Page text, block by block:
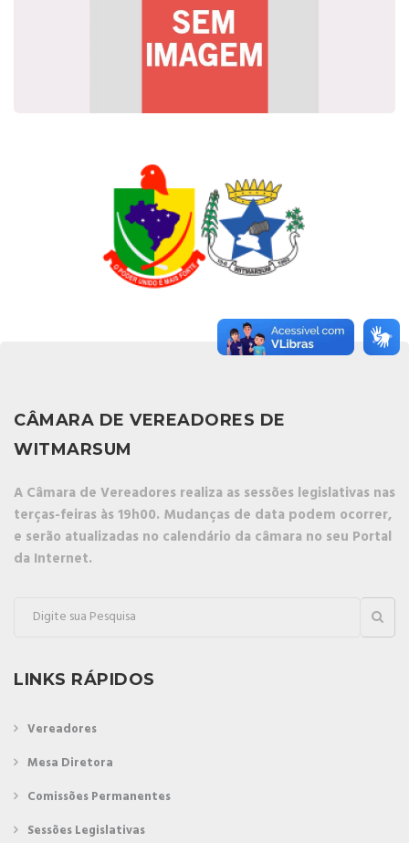
CÂMARA DE VEREADORES DE
WITMARSUM
A Câmara de Vereadores realiza as sessões legislativas nas
terças-feiras às 19h00. Mudanças de data podem ocorrer,
e serão atualizadas no calendário da câmara no seu Portal
da Internet.
LINKS RÁPIDOS
Vereadores
Mesa Diretora
Comissões Permanentes
Sessões Legislativas